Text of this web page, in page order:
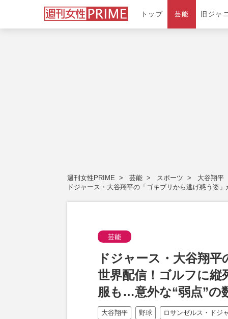
トップ 芸能 旧ジャ
週刊女性PRIME 芸能 スポーツ
大谷翔平
ドジャース・大谷翔平の「ゴキブリから逃げ惑う姿
芸能
ドジャース・大谷翔
世界配信！ゴルフに縦
服も…意外な“弱点”の
大谷翔平 野球 ロサンゼルス・ドジ